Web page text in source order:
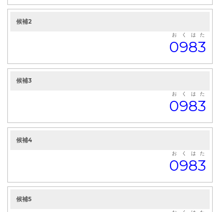
候補2
0
お
9
く
8
は
3
た
候補3
0
お
9
く
8
は
3
た
候補4
0
お
9
く
8
は
3
た
候補5